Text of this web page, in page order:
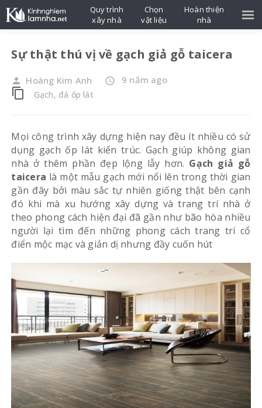
Sự thật thú vị về gạch giả gỗ taicera
person Hoàng Kim Anh access_time 9 năm ago
content_copy Gạch, đá ốp lát
Mọi công trình xây dựng hiện nay đều ít nhiều có sử
dụng gạch ốp lát kiến trúc. Gạch giúp không gian
nhà ở thêm phần đẹp lộng lẫy hơn. Gạch giả gỗ
taicera là một mẫu gạch mới nổi lên trong thời gian
gần đây bởi màu sắc tự nhiên giống thật bên cạnh
đó khi mà xu hướng xây dựng và trang trí nhà ở
theo phong cách hiện đại đã gần như bão hòa nhiều
người lại tìm đến những phong cách trang trí cổ
điển mộc mạc và giản dị nhưng đầy cuốn hút
Quy trình
xây nhà
Chọn
vật liệu
Hoàn thiện
nhà